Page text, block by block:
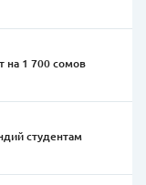
на 1 700 сомов
студентам